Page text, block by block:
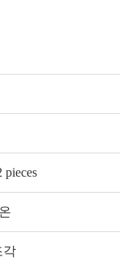
pieces
각